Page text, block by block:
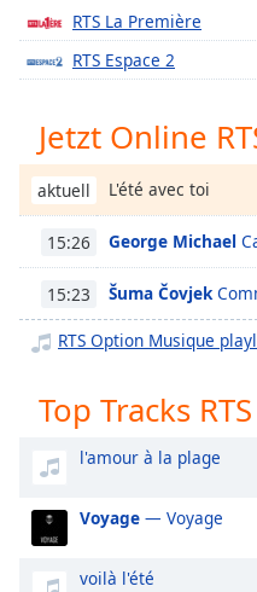
Chapters
Descriptions
descriptions
off,
selected
Subtitles
subtitles
opens
subtitles
settings
dialog
off
selected
RTS La Première
RTS Espace 2
Jetzt Online
aktuell L'été avec toi
15:26 George Michael
15:23 Šuma Čovjek
RTS Option Musique
Top Tracks
l'amour à la plage
Voyage — Voyage
voilà l'été